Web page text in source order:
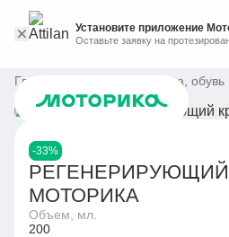
Установите приложение
Оставьте заявку на
Главная Одежда, обувь
-33%
МОТОРИКА
Объем, мл.
200